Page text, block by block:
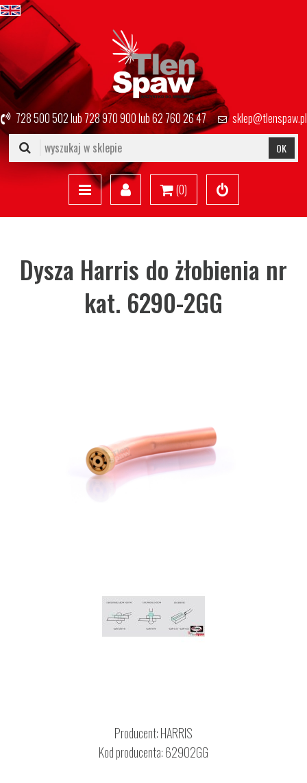
728 500 502lub728 970 900lub62 760 26 47 sklep@tlenspaw.pl
OK
(0)
Dysza Harris do żłobienia nr
kat. 6290-2GG
Producent:HARRIS
Kod producenta: 62902GG